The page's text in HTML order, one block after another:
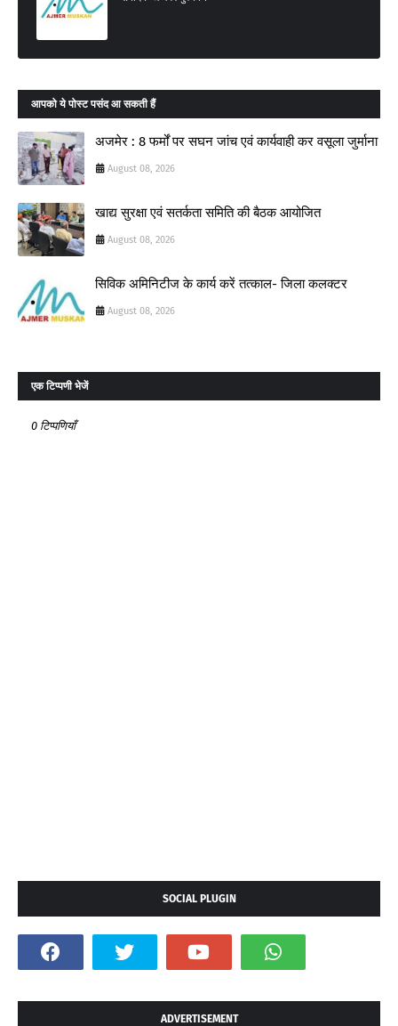
आपको ये पोस्ट पसंद आ सकती हैं
अजमेर : 8 फर्मों पर सघन जांच एवं कार्यवाही कर वसूला जुर्माना
August 08, 2026
खाद्य सुरक्षा एवं सतर्कता समिति की बैठक आयोजित
August 08, 2026
सिविक अमिनिटीज के कार्य करें तत्काल- जिला कलक्टर
August 08, 2026
एक टिप्पणी भेजें
0 टिप्पणियाँ
SOCIAL PLUGIN
ADVERTISEMENT